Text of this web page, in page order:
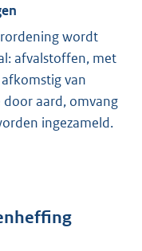
wordt
afvalstoffen, met
van
aard, omvang
ingezameld.